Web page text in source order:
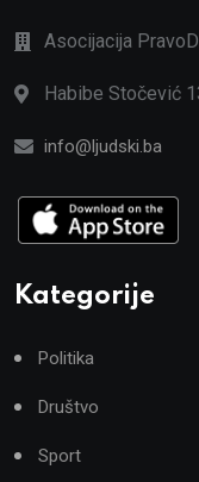
Asocijacija
Habibe Stočević
info@ljudski.ba
Kategorije
Politika
Društvo
Sport